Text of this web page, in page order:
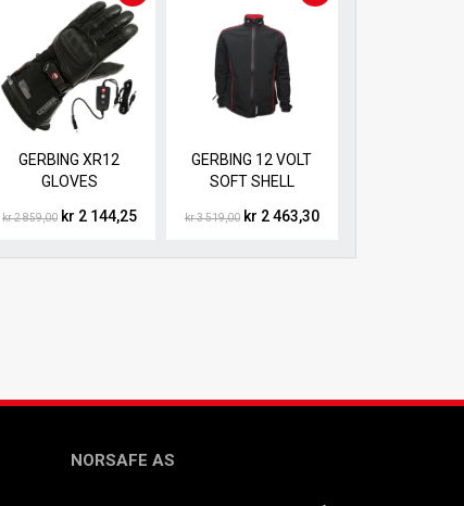
GERBING XR12
GLOVES
kr 2 859,00 kr 2 144,25
GERBING 12 VOLT
SOFT SHELL
kr 3 519,00 kr 2 463,30
NORSAFE AS